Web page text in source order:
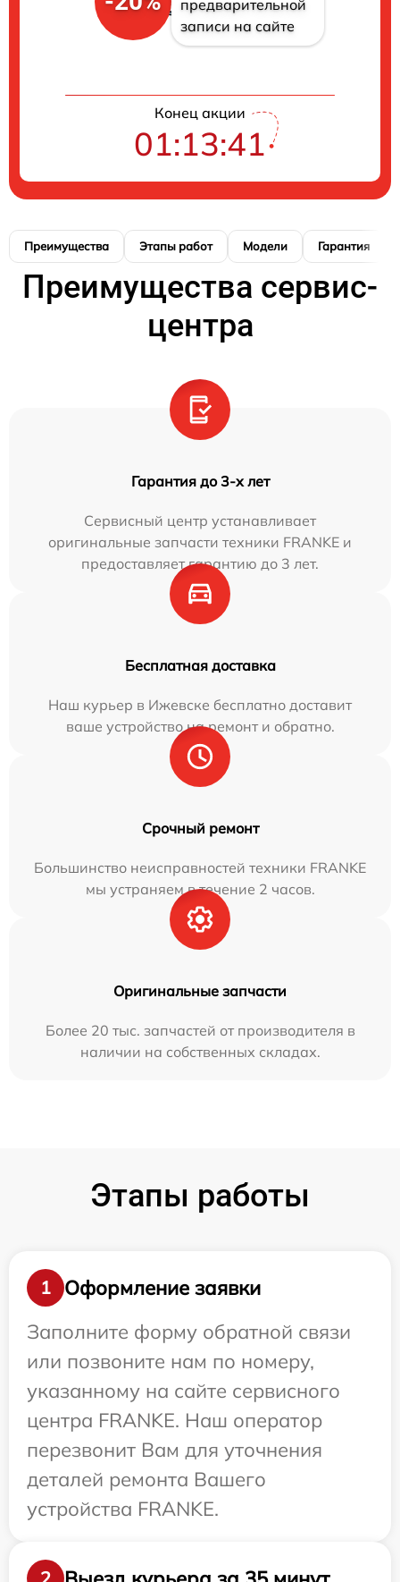
предварительной
записи на сайте
Конец акции
01:13:41
Преимущества Этапы работ Модели Гарантия
Преимущества сервис-
центра
Гарантия до 3-х лет
Сервисный центр устанавливает
оригинальные запчасти техники FRANKE и
предоставляет гарантию до 3 лет.
Бесплатная доставка
Наш курьер в Ижевске бесплатно доставит
ваше устройство на ремонт и обратно.
Срочный ремонт
Большинство неисправностей техники FRANKE
мы устраняем в течение 2 часов.
Оригинальные запчасти
Более 20 тыс. запчастей от производителя в
наличии на собственных складах.
Этапы работы
1
Оформление заявки
Заполните форму обратной связи
или позвоните нам по номеру,
указанному на сайте сервисного
центра FRANKE. Наш оператор
перезвонит Вам для уточнения
деталей ремонта Вашего
устройства FRANKE.